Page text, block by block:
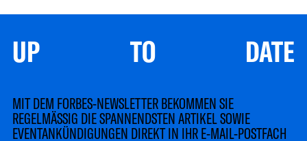
UP TO DATE
MIT DEM FORBES-NEWSLETTER BEKOMMEN SIE
REGELMÄSSIG DIE SPANNENDSTEN ARTIKEL SOWIE
EVENTANKÜNDIGUNGEN DIREKT IN IHR E-MAIL-POSTFACH